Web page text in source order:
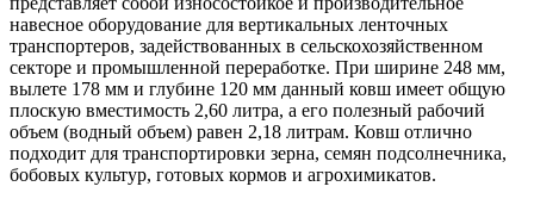
навесное оборудование для вертикальных ленточных
транспортеров, задействованных в сельскохозяйственном
секторе и промышленной переработке. При ширине 248 мм,
вылете 178 мм и глубине 120 мм данный ковш имеет общую
плоскую вместимость 2,60 литра, а его полезный рабочий
объем (водный объем) равен 2,18 литрам. Ковш отлично
подходит для транспортировки зерна, семян подсолнечника,
бобовых культур, готовых кормов и агрохимикатов.